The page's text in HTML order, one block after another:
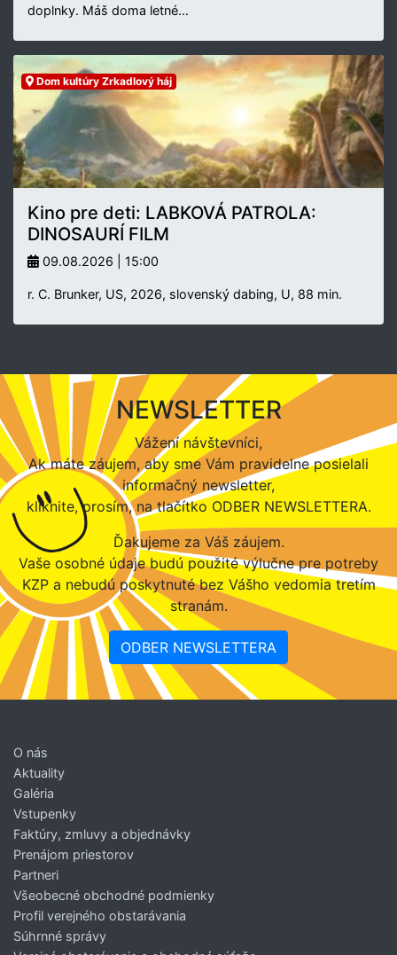
doplnky. Máš doma letné…
Dom kultúry Zrkadlový háj
Kino pre deti: LABKOVÁ PATROLA:
DINOSAURÍ FILM
09.08.2026 | 15:00
r. C. Brunker, US, 2026, slovenský dabing, U, 88 min.
NEWSLETTER
Vážení návštevníci,
Ak máte záujem, aby sme Vám pravidelne posielali
informačný newsletter,
kliknite, prosím, na tlačítko ODBER NEWSLETTERA.
Ďakujeme za Váš záujem.
Vaše osobné údaje budú použité výlučne pre potreby
KZP a nebudú poskytnuté bez Vášho vedomia tretím
stranám.
ODBER NEWSLETTERA
O nás
Aktuality
Galéria
Vstupenky
Faktúry, zmluvy a objednávky
Prenájom priestorov
Partneri
Všeobecné obchodné podmienky
Profil verejného obstarávania
Súhrnné správy